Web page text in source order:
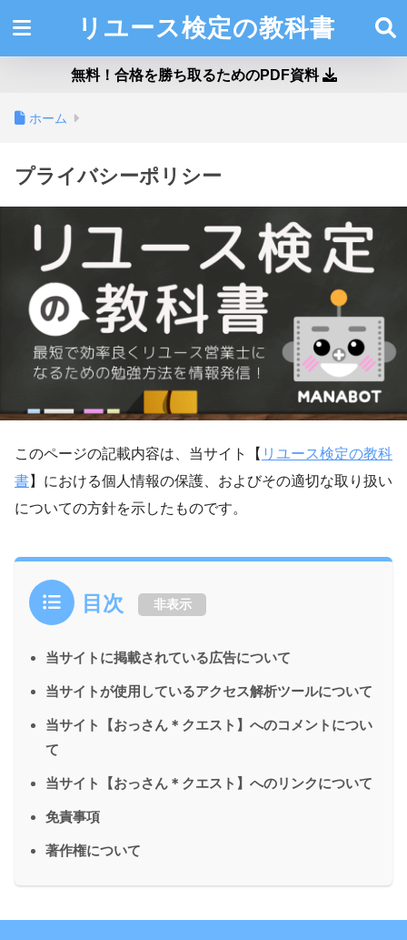
リユース検定の教科書
無料！合格を勝ち取るためのPDF資料
ホーム
プライバシーポリシー
このページの記載内容は、当サイト【 リユース検定の教科
書】における個人情報の保護、およびその適切な取り扱い
についての方針を示したものです。
目次 非表示
当サイトに掲載されている広告について
当サイトが使用しているアクセス解析ツールについて
当サイト【おっさん＊クエスト】へのコメントについ
て
当サイト【おっさん＊クエスト】へのリンクについて
免責事項
著作権について